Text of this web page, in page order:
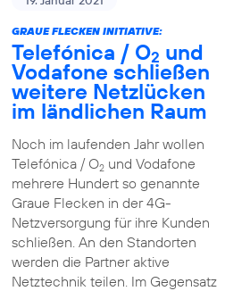
GRAUE FLECKEN INITIATIVE:
Telefónica / O2 und
Vodafone schließen
weitere Netzlücken
im ländlichen Raum
Noch im laufenden Jahr wollen
Telefónica / O2und Vodafone
mehrere Hundert so genannte
Graue Flecken in der 4G-
Netzversorgung für ihre Kunden
schließen. An den Standorten
werden die Partner aktive
Netztechnik teilen. Im Gegensatz